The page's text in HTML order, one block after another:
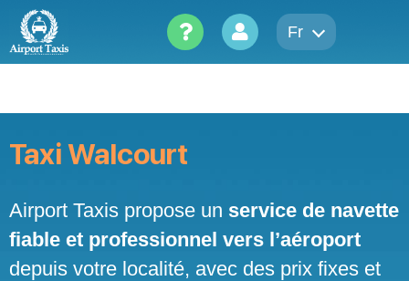
content
Fr
Taxi Walcourt
Airport Taxis propose un service de navette
fiable et professionnel vers l’aéroport
depuis votre localité, avec des prix fixes et